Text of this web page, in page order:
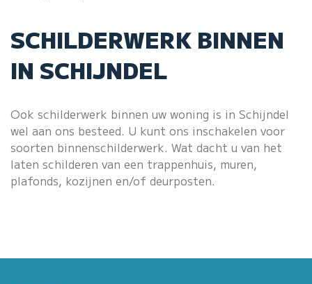
SCHILDERWERK BINNEN
IN SCHIJNDEL
Ook schilderwerk binnen uw woning is in Schijndel
wel aan ons besteed. U kunt ons inschakelen voor
soorten binnenschilderwerk. Wat dacht u van het
laten schilderen van een trappenhuis, muren,
plafonds, kozijnen en/of deurposten.